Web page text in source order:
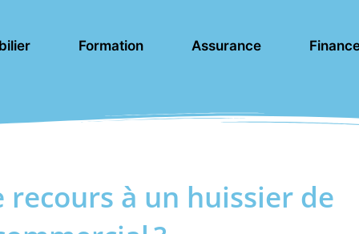
Formation Assurance
à un huissier de